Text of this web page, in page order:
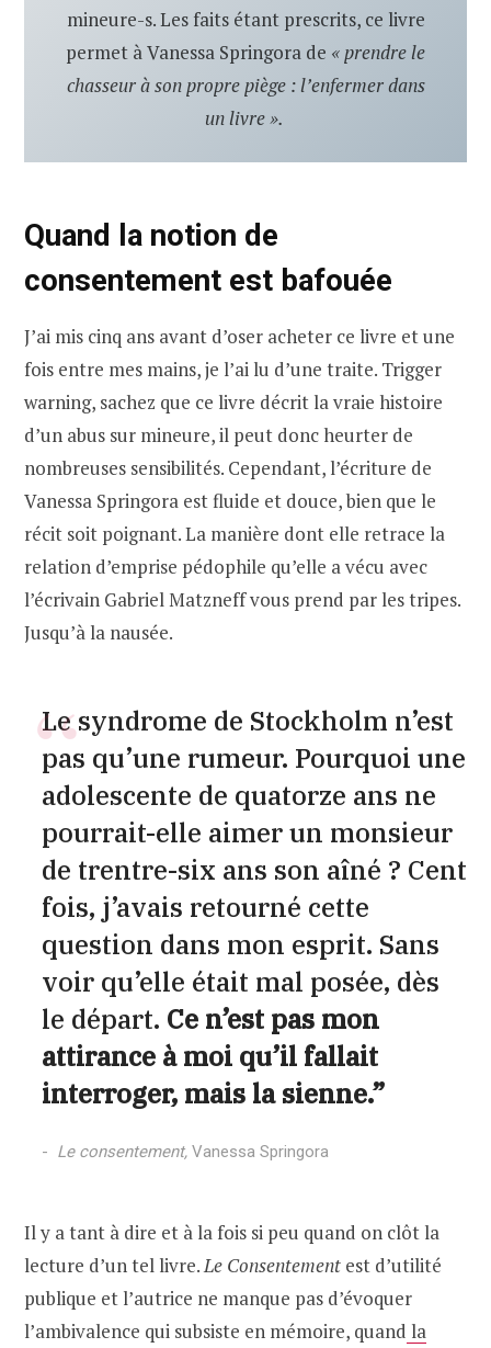
mineure-s. Les faits étant prescrits, ce livre
permet à Vanessa Springora de « prendre le
chasseur à son propre piège : l’enfermer dans
un livre ».
Quand la notion de
consentement est bafouée
J’ai mis cinq ans avant d’oser acheter ce livre et une
fois entre mes mains, je l’ai lu d’une traite. Trigger
warning, sachez que ce livre décrit la vraie histoire
d’un abus sur mineure, il peut donc heurter de
nombreuses sensibilités. Cependant, l’écriture de
Vanessa Springora est fluide et douce, bien que le
récit soit poignant. La manière dont elle retrace la
relation d’emprise pédophile qu’elle a vécu avec
l’écrivain Gabriel Matzneff vous prend par les tripes.
Jusqu’à la nausée.
Le syndrome de Stockholm n’est
pas qu’une rumeur. Pourquoi une
adolescente de quatorze ans ne
pourrait-elle aimer un monsieur
de trentre-six ans son aîné ? Cent
fois, j’avais retourné cette
question dans mon esprit. Sans
voir qu’elle était mal posée, dès
le départ. Ce n’est pas mon
attirance à moi qu’il fallait
interroger, mais la sienne.”
Le consentement, Vanessa Springora
Il y a tant à dire et à la fois si peu quand on clôt la
lecture d’un tel livre.Le Consentement est d’utilité
publique et l’autrice ne manque pas d’évoquer
l’ambivalence qui subsiste en mémoire, quand la